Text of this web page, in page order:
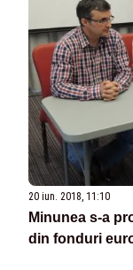
20 iun. 2018, 11:10
Minunea s-a
din fonduri